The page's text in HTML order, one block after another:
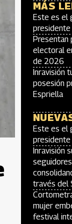
MÁS
Este es el
Presentan
electoral
de 2026
Inravisión
posesión
Espriella
Este es el
Inravisión
través del
mujer
festival